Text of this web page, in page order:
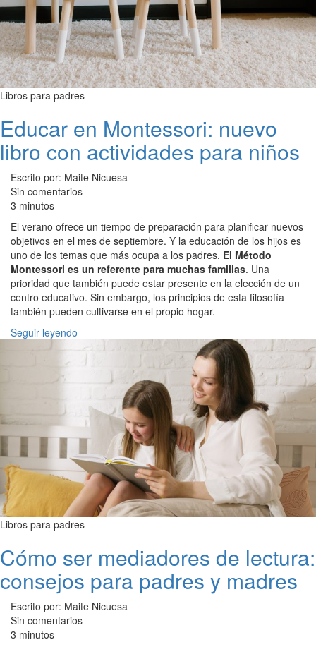
Libros para padres
Educar en Montessori: nuevo
libro con actividades para niños
Escrito por: Maite Nicuesa
Sin comentarios
3 minutos
El verano ofrece un tiempo de preparación para planificar nuevos
objetivos en el mes de septiembre. Y la educación de los hijos es
uno de los temas que más ocupa a los padres. El Método
Montessori es un referente para muchas familias. Una
prioridad que también puede estar presente en la elección de un
centro educativo. Sin embargo, los principios de esta filosofía
también pueden cultivarse en el propio hogar.
Seguir leyendo
Libros para padres
Cómo ser mediadores de lectura:
consejos para padres y madres
Escrito por: Maite Nicuesa
Sin comentarios
3 minutos